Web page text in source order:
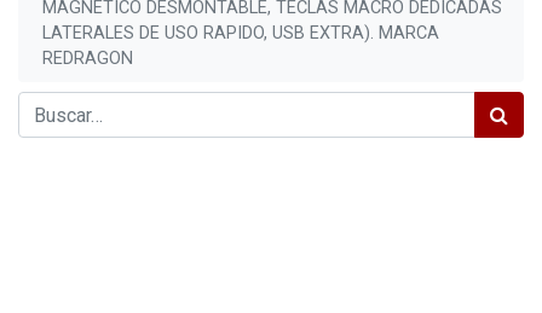
MAGNETICO DESMONTABLE, TECLAS MACRO DEDICADAS
LATERALES DE USO RAPIDO, USB EXTRA). MARCA
REDRAGON